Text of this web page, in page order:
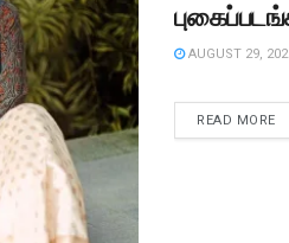
AUGUST 29,
READ MORE